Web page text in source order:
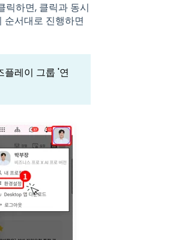
릭하면, 클릭과 동시
순서대로 진행하면
레이 그룹 '연